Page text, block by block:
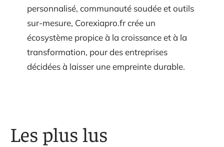
personnalisé, communauté soudée et outils
sur-mesure, Corexiapro.fr crée un
écosystème propice à la croissance et à la
transformation, pour des entreprises
décidées à laisser une empreinte durable.
Les plus lus